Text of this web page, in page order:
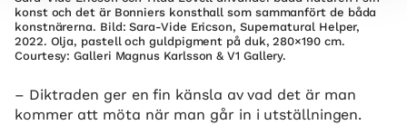
konst och det är Bonniers konsthall som sammanfört de båda
konstnärerna. Bild: Sara-Vide Ericson, Supernatural Helper,
2022. Olja, pastell och guldpigment på duk, 280×190 cm.
Courtesy: Galleri Magnus Karlsson & V1 Gallery.
– Diktraden ger en fin känsla av vad det är man
kommer att möta när man går in i utställningen.